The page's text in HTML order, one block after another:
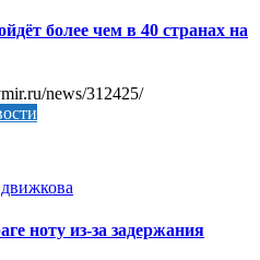
более чем в 40 странах на
news/312425/
ноту из-за задержания